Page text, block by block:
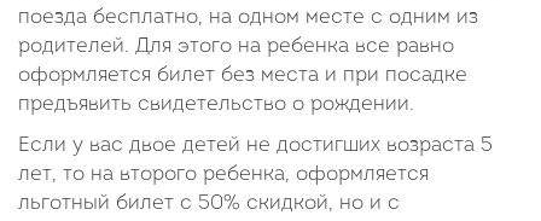
поезда бесплатно, на одном месте с одним из
родителей. Для этого на ребенка все равно
оформляется билет без места и при посадке
предъявить свидетельство о рождении.
Если у вас двое детей не достигших возраста 5
лет, то на второго ребенка, оформляется
льготный билет с 50% скидкой, но и с